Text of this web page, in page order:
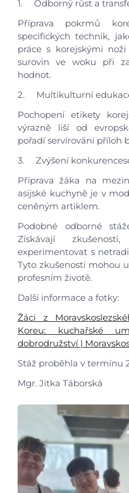
1. Odborný růst a
Příprava pokrmů
specifických technik,
práce s korejskými
surovin ve woku při
hodnot.
2. Multikulturní
Pochopení etikety
výrazně liší od
pořadí servírování příloh
3. Zvýšení
Příprava žáka na
asijské kuchyně je v
ceněným artiklem.
Podobné odborné
Získávají
experimentovat s
Tyto zkušenosti mohou
profesním životě.
Další informace a fotky:
Žáci z
Koreu: kuchařské
dobrodružství |
Stáž proběhla v termínu
Mgr. Jitka Táborská